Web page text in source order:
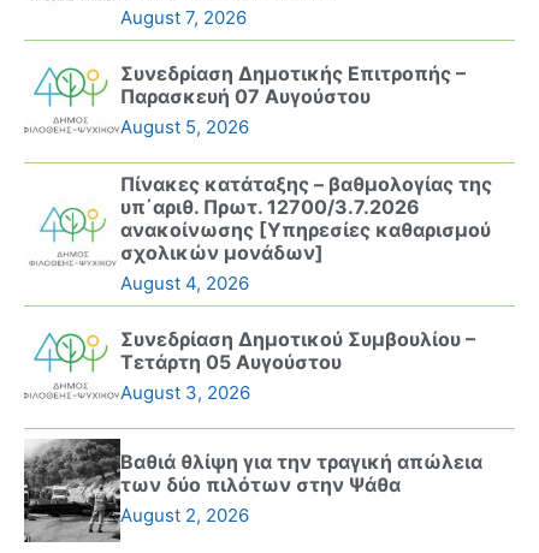
August 7, 2026
Συνεδρίαση Δημοτικής Επιτροπής –
Παρασκευή 07 Αυγούστου
August 5, 2026
Πίνακες κατάταξης – βαθμολογίας της
υπ΄αριθ. Πρωτ. 12700/3.7.2026
ανακοίνωσης [Υπηρεσίες καθαρισμού
σχολικών μονάδων]
August 4, 2026
Συνεδρίαση Δημοτικού Συμβουλίου –
Τετάρτη 05 Αυγούστου
August 3, 2026
Βαθιά θλίψη για την τραγική απώλεια
των δύο πιλότων στην Ψάθα
August 2, 2026